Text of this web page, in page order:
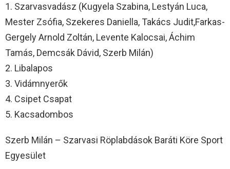
1. Szarvasvadász (Kugyela Szabina, Lestyán Luca,
Mester Zsófia, Szekeres Daniella, Takács Judit,Farkas-
Gergely Arnold Zoltán, Levente Kalocsai, Áchim
Tamás, Demcsák Dávid, Szerb Milán)
2. Libalapos
3. Vidámnyerők
4. Csipet Csapat
5. Kacsadombos
Szerb Milán – Szarvasi Röplabdások Baráti Köre Sport
Egyesület